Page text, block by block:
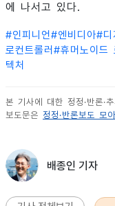
에 나서고 있다.
#인피니언#엔비디아#
로컨트롤러 #휴머노이드
텍처
본 기사에 대한 정정·반론·
보도문은 정정·반론보도 모아
배종인 기자